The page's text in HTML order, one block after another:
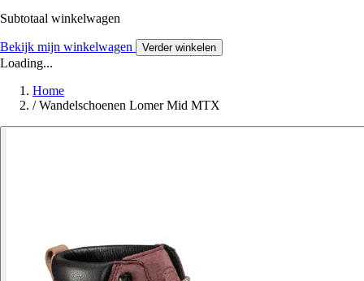
Subtotaal winkelwagen
Bekijk mijn winkelwagen Verder winkelen
Loading...
Home
/ Wandelschoenen Lomer Mid MTX